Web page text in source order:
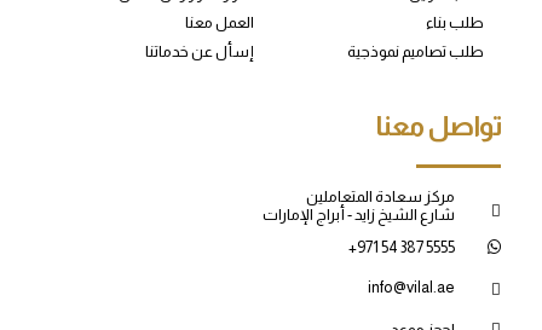
طلب بناء
طلب تصاميم نموذجية
العمل معنا
إسأل عن خدماتنا
تواصل معنا
مركز سعادة المتعاملين
شارع الشيخ زايد - أبراج الإمارات
+971 54 387 5555
info@vilal.ae